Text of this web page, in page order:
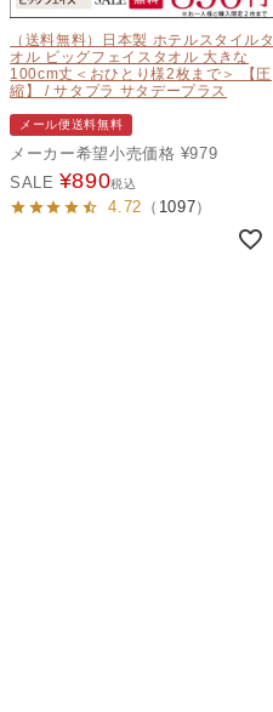
（送料無料）日本製 ホテルスタイルタ
オル ビッグフェイスタオル 大きな
100cm丈＜おひとり様2枚まで＞ 【圧
縮】 / サタプラ サタデープラス
メール便送料無料
メーカー希望小売価格 ¥979
SALE ¥890税込
4.72 （ 1097）